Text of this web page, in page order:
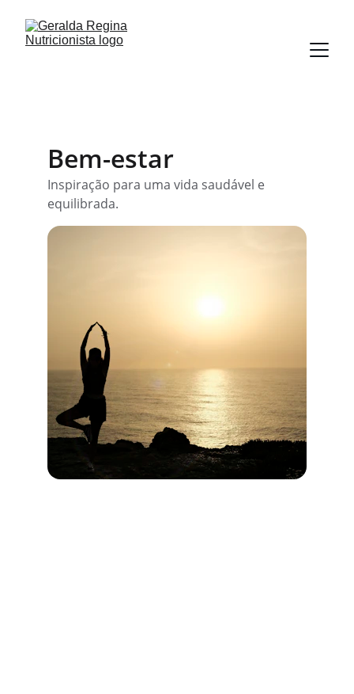
Bem-estar
Inspiração para uma vida saudável e
equilibrada.